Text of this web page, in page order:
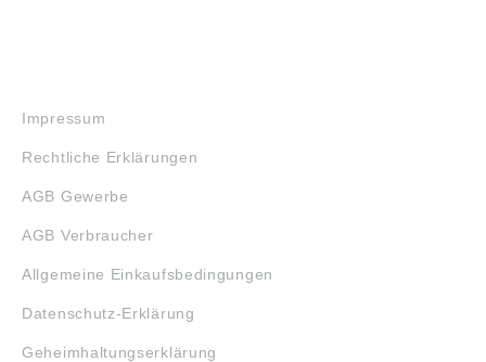
Impressum
Rechtliche Erklärungen
AGB Gewerbe
AGB Verbraucher
Allgemeine Einkaufsbedingungen
Datenschutz-Erklärung
Geheimhaltungserklärung